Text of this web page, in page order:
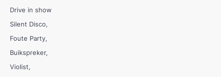
Drive in show
Silent Disco
Foute Party
Buikspreker
Violist